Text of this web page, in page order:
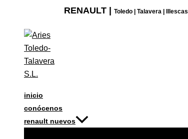
contenido
RENAULT | Toledo | Talavera | Illescas
inicio
conócenos
renault nuevos
NUEVO
RENAULT
CAPTUR
cantidad